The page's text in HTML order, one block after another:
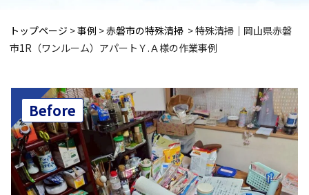
トップページ >事例 >赤磐市の特殊清掃 >特殊清掃｜岡山県赤磐
市1R（ワンルーム）アパートＹ.Ａ様の作業事例
Before